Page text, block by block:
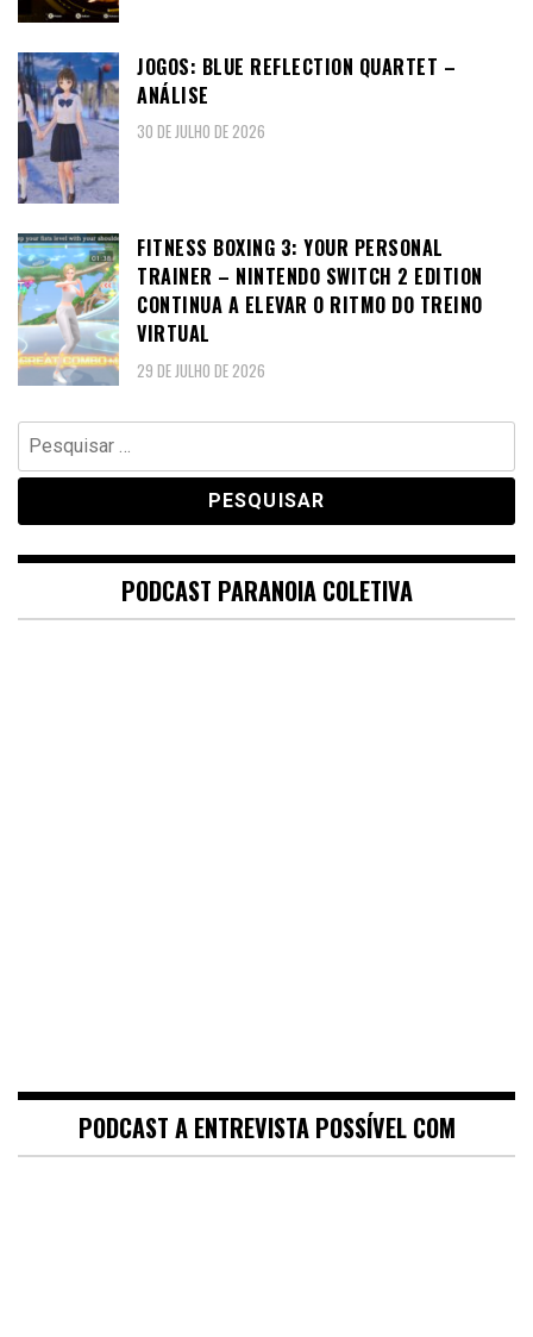
JOGOS: BLUE REFLECTION QUARTET –
ANÁLISE
30 DE JULHO DE 2026
FITNESS BOXING 3: YOUR PERSONAL
TRAINER – NINTENDO SWITCH 2 EDITION
CONTINUA A ELEVAR O RITMO DO TREINO
VIRTUAL
29 DE JULHO DE 2026
Pesquisar
por:
PODCAST PARANOIA COLETIVA
PODCAST A ENTREVISTA POSSÍVEL COM